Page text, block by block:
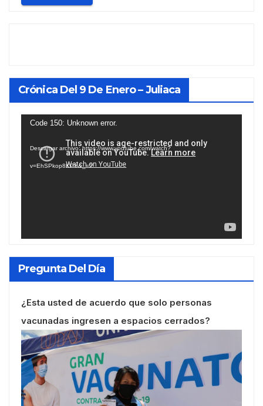
Crónica Del 9 De Enero – Juliaca
Reproductor
vídeo
Code 150: Unknown error.
Descargar archivo: https://www.youtube.com/watch?
v=EhSPkop8KPY&_=2
Pregunta Del Día
¿Esta usted de acuerdo que solo personas
vacunadas ingresen a espacios cerrados?